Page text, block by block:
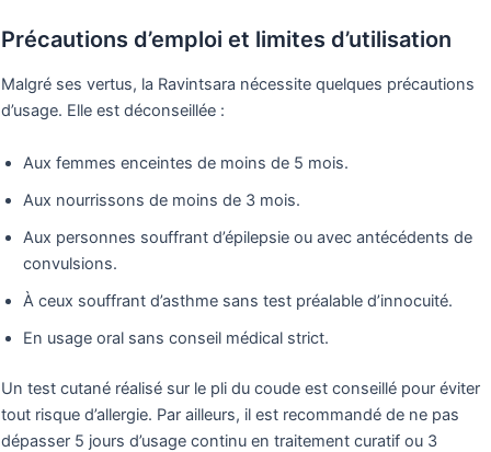
Précautions d’emploi et limites d’utilisation
Malgré ses vertus, la Ravintsara nécessite quelques précautions
d’usage. Elle est déconseillée :
Aux femmes enceintes de moins de 5 mois.
Aux nourrissons de moins de 3 mois.
Aux personnes souffrant d’épilepsie ou avec antécédents de
convulsions.
À ceux souffrant d’asthme sans test préalable d’innocuité.
En usage oral sans conseil médical strict.
Un test cutané réalisé sur le pli du coude est conseillé pour éviter
tout risque d’allergie. Par ailleurs, il est recommandé de ne pas
dépasser 5 jours d’usage continu en traitement curatif ou 3